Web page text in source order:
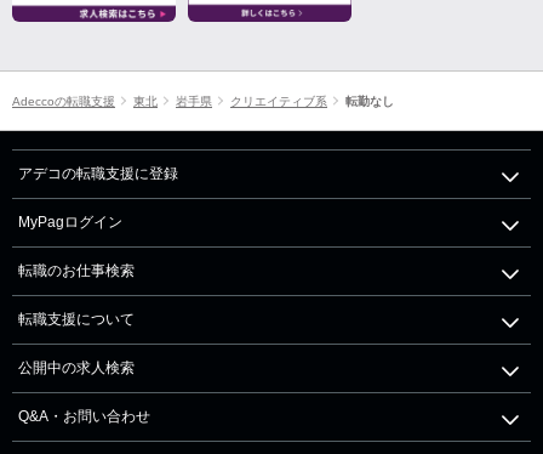
Adeccoの転職支援 東北 岩手県 クリエイティブ系 転勤なし
アデコの転職支援に登録
MyPagログイン
転職のお仕事検索
転職支援について
公開中の求人検索
Q&A・お問い合わせ